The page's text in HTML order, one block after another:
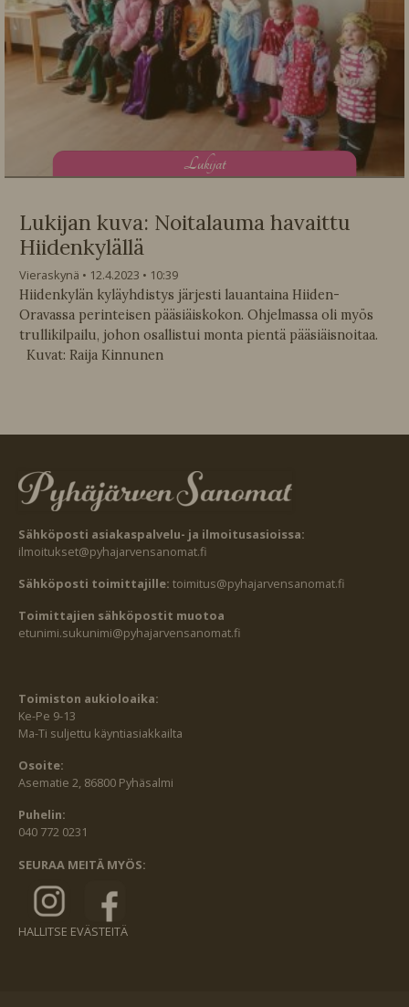
Lukijat
Lukijan kuva: Noitalauma havaittu
Hiidenkylällä
Vieraskynä 12.4.2023
10:39
Hiidenkylän kyläyhdistys järjesti lauantaina Hiiden-
Oravassa perinteisen pääsiäiskokon. Ohjelmassa oli myös
trullikilpailu, johon osallistui monta pientä pääsiäisnoitaa.
Kuvat: Raija Kinnunen
Sähköposti asiakaspalvelu- ja ilmoitusasioissa:
ilmoitukset@pyhajarvensanomat.fi
Sähköposti toimittajille: toimitus@pyhajarvensanomat.fi
Toimittajien sähköpostit muotoa
etunimi.sukunimi@pyhajarvensanomat.fi
Toimiston aukioloaika:
Ke-Pe 9-13
Ma-Ti suljettu käyntiasiakkailta
Osoite:
Asematie 2, 86800 Pyhäsalmi
Puhelin:
040 772 0231
SEURAA MEITÄ MYÖS:
HALLITSE EVÄSTEITÄ